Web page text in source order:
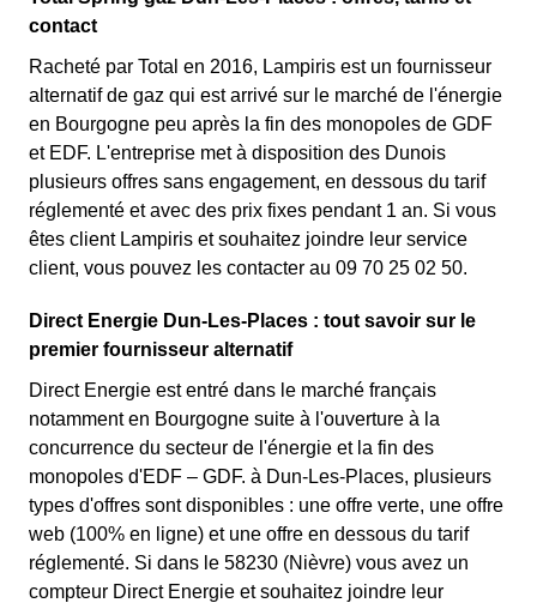
contact
Racheté par Total en 2016, Lampiris est un fournisseur
alternatif de gaz qui est arrivé sur le marché de l'énergie
en Bourgogne peu après la fin des monopoles de GDF
et EDF. L'entreprise met à disposition des Dunois
plusieurs offres sans engagement, en dessous du tarif
réglementé et avec des prix fixes pendant 1 an. Si vous
êtes client Lampiris et souhaitez joindre leur service
client, vous pouvez les contacter au 09 70 25 02 50.
Direct Energie Dun-Les-Places : tout savoir sur le
premier fournisseur alternatif
Direct Energie est entré dans le marché français
notamment en Bourgogne suite à l'ouverture à la
concurrence du secteur de l'énergie et la fin des
monopoles d'EDF – GDF. à Dun-Les-Places, plusieurs
types d'offres sont disponibles : une offre verte, une offre
web (100% en ligne) et une offre en dessous du tarif
réglementé. Si dans le 58230 (Nièvre) vous avez un
compteur Direct Energie et souhaitez joindre leur